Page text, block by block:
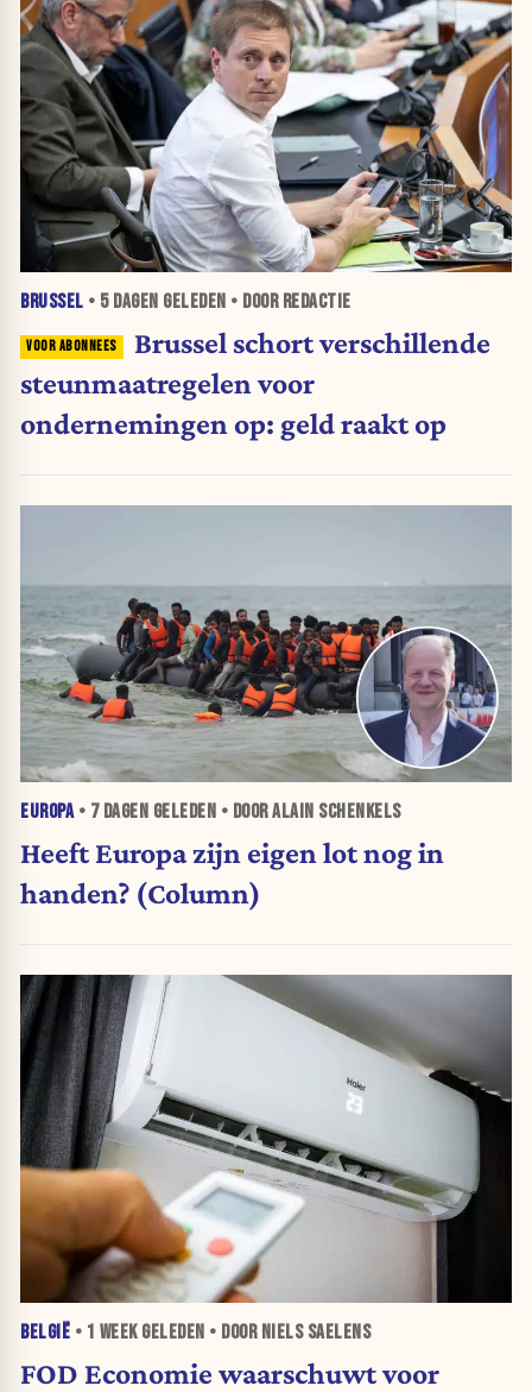
BRUSSEL • 5 DAGEN GELEDEN • DOOR REDACTIE
Brussel schort verschillende
steunmaatregelen voor
ondernemingen op: geld raakt op
EUROPA• 7 DAGEN GELEDEN • DOOR ALAIN SCHENKELS
Heeft Europa zijn eigen lot nog in
handen? (Column)
BELGIË • 1 WEEKGELEDEN • DOOR NIELS SAELENS
FOD Economie waarschuwt voor